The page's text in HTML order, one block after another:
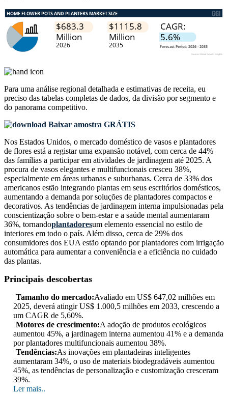
Para uma análise regional detalhada e estimativas de receita, eu
preciso das tabelas completas de dados, da divisão por segmento e
do panorama competitivo.
Baixar amostra GRÁTIS
Nos Estados Unidos, o mercado doméstico de vasos e plantadores
de flores está a registar uma expansão notável, com cerca de 44%
das famílias a participar em atividades de jardinagem até 2025. A
procura de vasos elegantes e multifuncionais cresceu 38%,
especialmente em áreas urbanas e suburbanas. Cerca de 33% dos
americanos estão integrando plantas em seus escritórios domésticos,
aumentando a demanda por soluções de plantadores compactos e
decorativos. As tendências de jardinagem interna impulsionadas pela
conscientização sobre o bem-estar e a saúde mental aumentaram
36%, tornandoplantadoresum elemento essencial no estilo de
interiores em todo o país. Além disso, cerca de 29% dos
consumidores dos EUA estão optando por plantadores com irrigação
automática para aumentar a conveniência e a eficiência no cuidado
das plantas.
Principais descobertas
Tamanho do mercado:Avaliado em US$ 647,02 milhões em
2025, deverá atingir US$ 1.000,5 milhões em 2033, crescendo a
um CAGR de 5,60%.
Motores de crescimento:A adoção de produtos ecológicos
aumentou 45%, a jardinagem interna aumentou 41% e a demanda
por plantadores multifuncionais aumentou 38%.
Tendências:As inovações em plantadeiras inteligentes
aumentaram 34%, o uso de materiais biodegradáveis ​​aumentou
45%, as tendências de personalização e customização cresceram
39%.
Ler mais..